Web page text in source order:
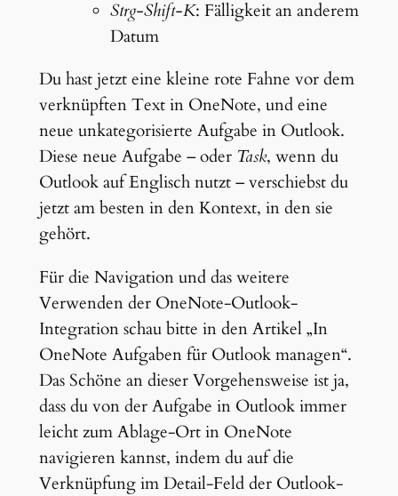
Strg-Shift-K: Fälligkeit an anderem
Datum
Du hast jetzt eine kleine rote Fahne vor dem
verknüpften Text in OneNote, und eine
neue unkategorisierte Aufgabe in Outlook.
Diese neue Aufgabe – oder Task, wenn du
Outlook auf Englisch nutzt – verschiebst du
jetzt am besten in den Kontext, in den sie
gehört.
Für die Navigation und das weitere
Verwenden der OneNote-Outlook-
Integration schau bitte in den Artikel „In
OneNote Aufgaben für Outlook managen“.
Das Schöne an dieser Vorgehensweise ist ja,
dass du von der Aufgabe in Outlook immer
leicht zum Ablage-Ort in OneNote
navigieren kannst, indem du auf die
Verknüpfung im Detail-Feld der Outlook-